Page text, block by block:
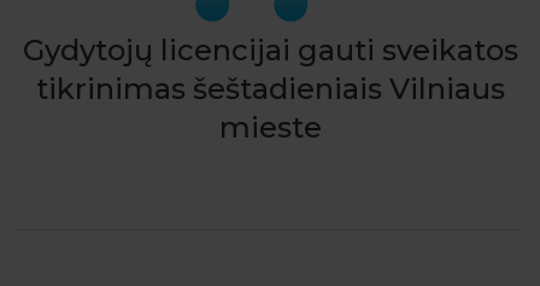
Gydytojų licencijai gauti sveikatos
tikrinimas šeštadieniais Vilniaus
mieste